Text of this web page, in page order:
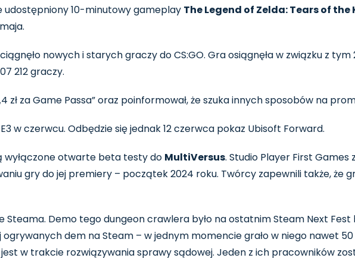
udostępniony 10-minutowy gameplay The Legend of Zelda: Tears of
nowych i starych graczy do CS:GO. Gra osiągnęła w związku z
212 graczy.
zł za Game Passa” oraz poinformował, że szuka innych sposobów na
E3 w czerwcu. Odbędzie się jednak 12 czerwca pokaz Ubisoft Forward.
wyłączone otwarte beta testy do MultiVersus. Studio Player First Games
gry do jej premiery – początek 2024 roku. Twórcy zapewnili także, że
Steama. Demo tego dungeon crawlera było na ostatnim Steam Next
ogrywanych dem na Steam – w jednym momencie grało w niego nawet
jest w trakcie rozwiązywania sprawy sądowej. Jeden z ich pracowników